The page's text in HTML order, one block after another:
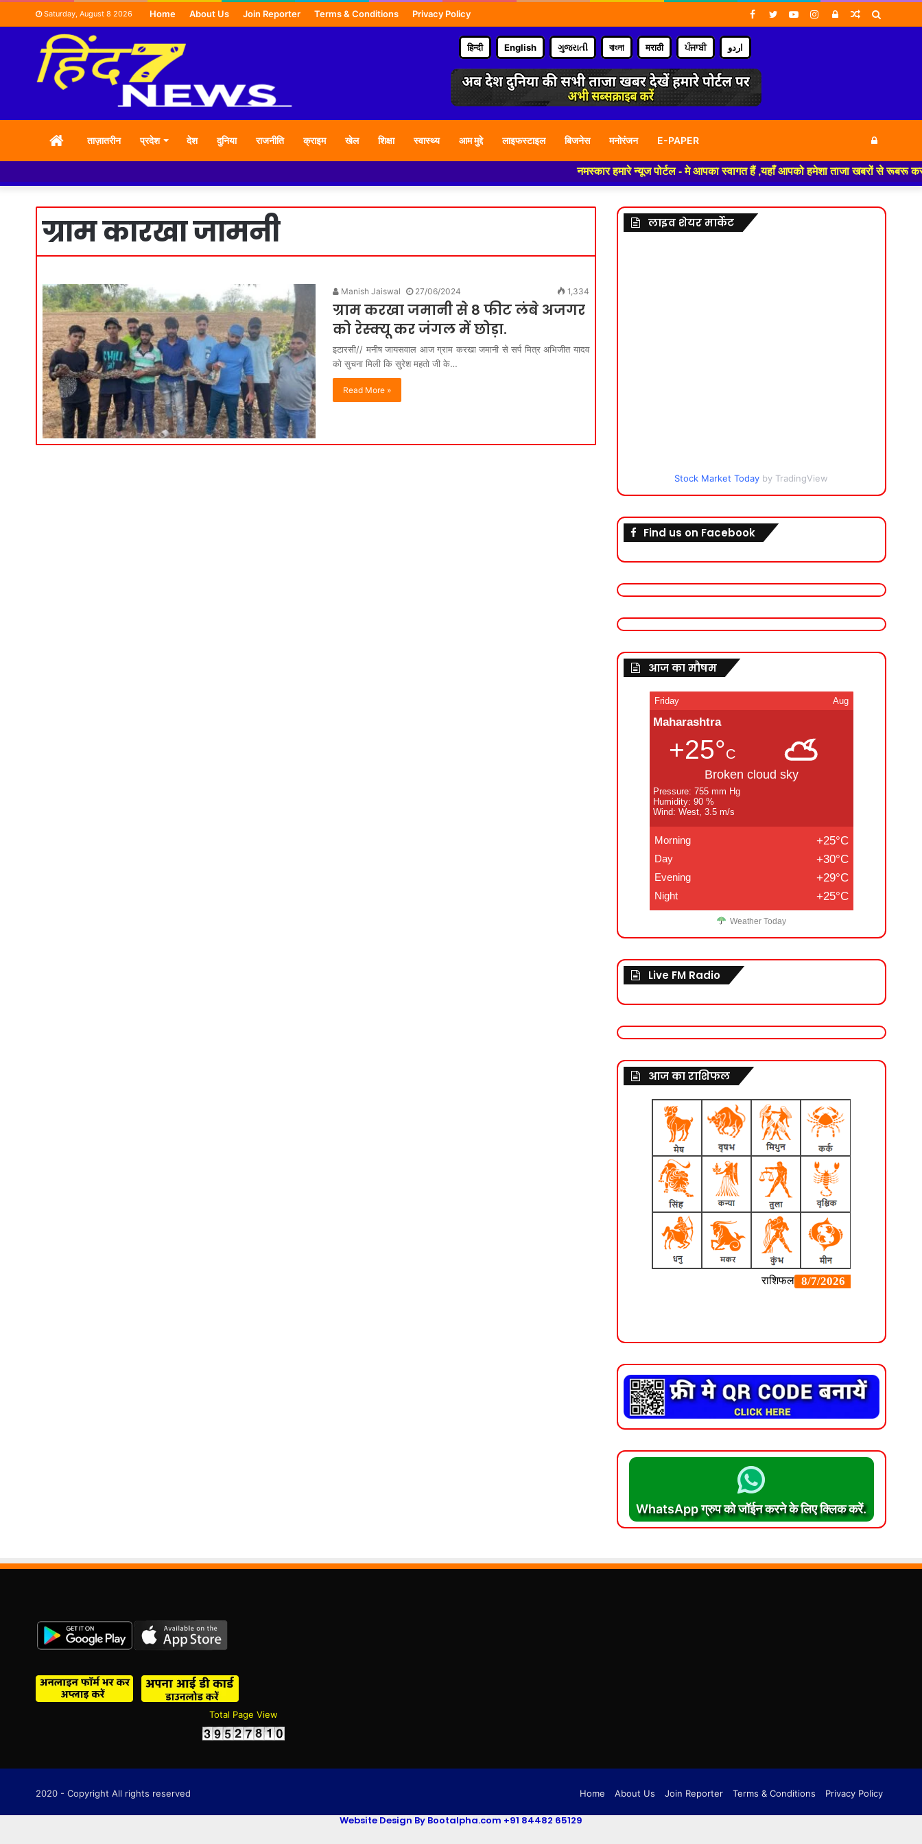
Saturday, August 8 2026 Home About Us Join Reporter Terms & Conditions Privacy Policy Random
Log
Instagram
YouTube
Twitter
Facebook
हिन्दी English ગુજરાતી বাংলা मराठी ਪੰਜਾਬੀ اردو
HOMEताज़ातरीन प्रदेश देश दुनिया राजनीति क्राइम खेल शिक्षा स्वास्थ्य आम मुद्दे लाइफस्टाइल बिजनेस मनोरंजन E-PAPER Log
In
नमस्कार हमारे न्यूज पोर्टल - मे आपका स्वागत हैं ,यहाँ आपको हमेशा ताजा खबरों से रूबरू
ग्राम कारखा जामनी
Manish Jaiswal 27/06/2024 1,334
ग्राम करखा जमानी से 8 फीट लंबे अजगर
को रेस्क्यू कर जंगल में छोड़ा.
इटारसी// मनीष जायसवाल आज ग्राम करखा जमानी से सर्प मित्र अभिजीत यादव
को सुचना मिली कि सुरेश महतो जी के…
Read More »
लाइव शेयर मार्केट
Stock Market Today by TradingView
Find us on Facebook
आज का मौषम
Friday Aug
Maharashtra
+25°C
Broken cloud sky
Pressure: 755 mm Hg
Humidity: 90 %
Wind: West, 3.5 m/s
Morning +25°C
Day +30°C
Evening +29°C
Night +25°C
Weather Today
Live FM Radio
आज का राशिफल
WhatsApp ग्रुप को जॉईन करने के लिए क्लिक करें.
Total Page View
2020 - Copyright All rights reserved Home About Us Join Reporter Terms & Conditions Privacy Policy
Website Design By Bootalpha.com +91 84482 65129